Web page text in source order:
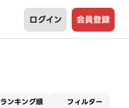
ログイン 会員登録
ランキング順 フィルター